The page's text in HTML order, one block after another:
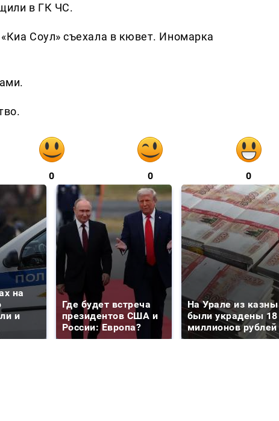
в ГК ЧС.
Соул» съехала в кювет. Иномарка
0 0 0
на
и
Где будет встреча
президентов США и
России: Европа?
На Урале из казны
были украдены 18
миллионов рублей